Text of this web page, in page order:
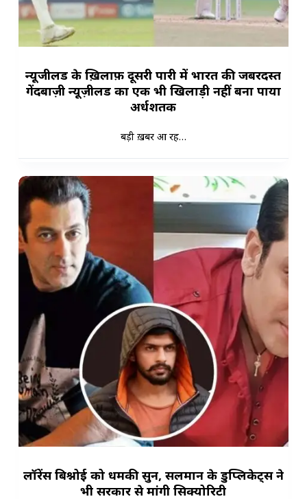
न्यूजीलैंड के ख़िलाफ़ दूसरी पारी में भारत की जबरदस्त
गेंदबाज़ी न्यूज़ीलैंड का एक भी खिलाड़ी नहीं बना पाया
अर्धशतक
बड़ी ख़बर आ रह…
लॉरेंस बिश्नोई को धमकी सुन, सलमान के डुप्लिकेट्स ने
भी सरकार से मांगी सिक्योरिटी